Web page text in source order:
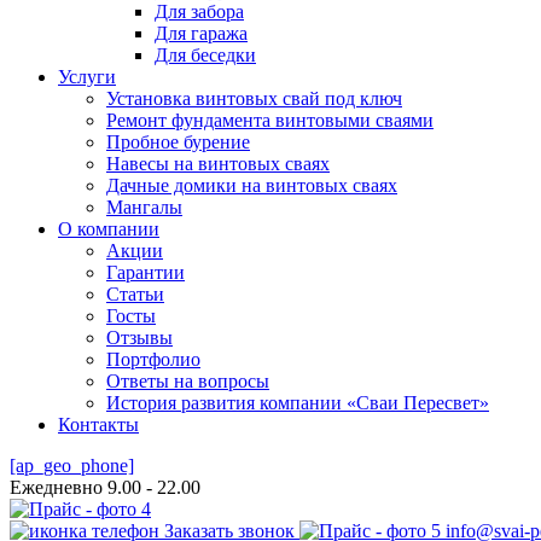
Для забора
Для гаража
Для беседки
Услуги
Установка винтовых свай под ключ
Ремонт фундамента винтовыми сваями
Пробное бурение
Навесы на винтовых сваях
Дачные домики на винтовых сваях
Мангалы
О компании
Акции
Гарантии
Статьи
Госты
Отзывы
Портфолио
Ответы на вопросы
История развития компании «Сваи Пересвет»
Контакты
[ap_geo_phone]
Ежедневно 9.00 - 22.00
Заказать звонок info@svai-